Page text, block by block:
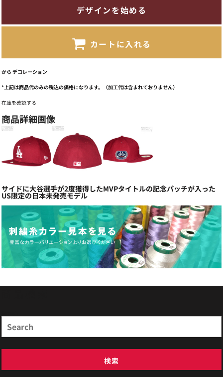
デザインを始める
カートに入れる
から デコレーション
*上記は商品代のみの税込の価格になります。（加工代は含まれておりません）
在庫を確認する
商品詳細画像
サイドに大谷選手が2度獲得したMVPタイトルの記念パッチが入った
US限定の日本未発売モデル
検索